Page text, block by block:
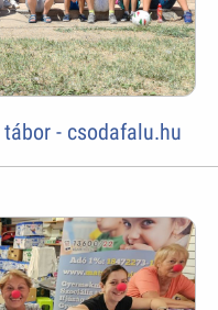
- csodafalu.hu